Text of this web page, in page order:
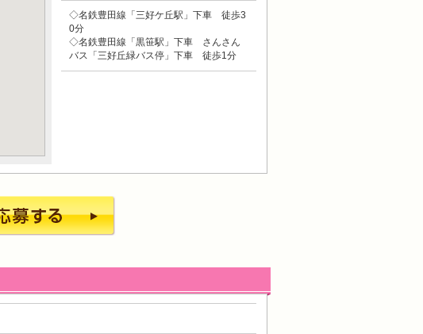
◇名鉄豊田線「三好ケ丘駅」下車 徒歩3
0分
◇名鉄豊田線「黒笹駅」下車 さんさん
バス「三好丘緑バス停」下車 徒歩1分